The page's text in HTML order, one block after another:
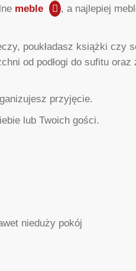
meble , a najlepiej
poukładasz książki czy
od podłogi do sufitu
przyjęcie.
lub Twoich gości.
nieduży pokój